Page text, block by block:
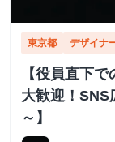
東京都 デザイナ
【役員直下
大歓迎！SNS
～】